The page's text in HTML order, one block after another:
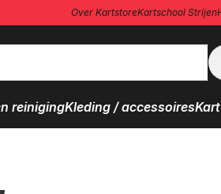
Over KartstoreKartschool Strijen
reinigingKleding / accessoires